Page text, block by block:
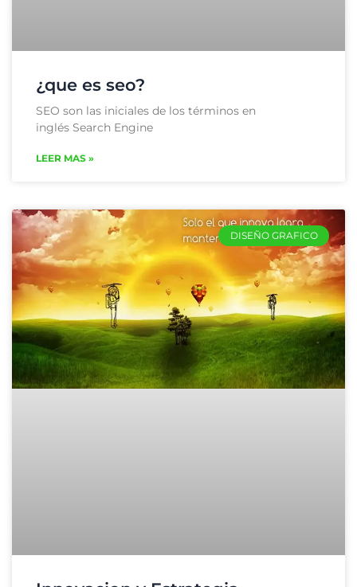
¿que es seo?
SEO son las iniciales de los términos en
inglés Search Engine
LEER MAS »
DISEÑO GRAFICO